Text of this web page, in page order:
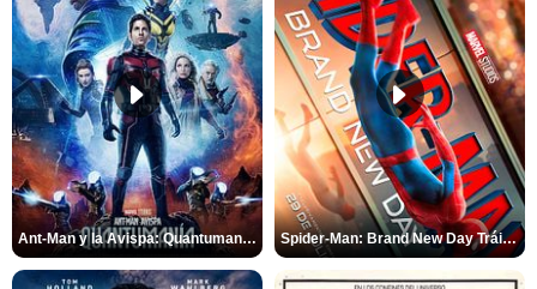
Ant-Man y la Avispa: Quantumanía Tráiler (2) Spider-Man: Brand New Day Tráiler (3)